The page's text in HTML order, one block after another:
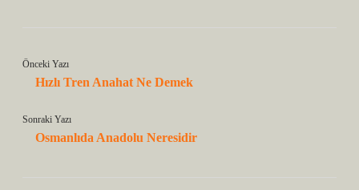
Önceki Yazı
Hızlı Tren Anahat Ne Demek
Sonraki Yazı
Osmanlıda Anadolu Neresidir